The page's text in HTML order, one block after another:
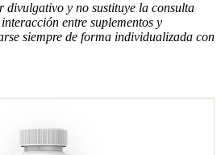
divulgativo y no sustituye la consulta
entre suplementos y
siempre de forma individualizada con